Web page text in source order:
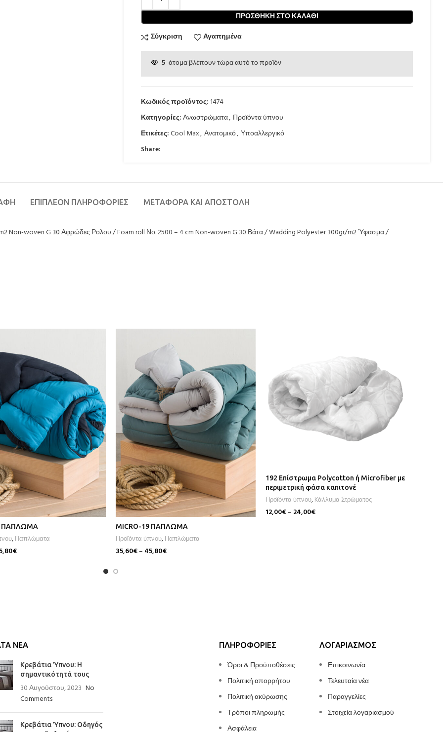
ΠΡΟΣΘΉΚΗ ΣΤΟ ΚΑΛΆΘΙ
Σύγκριση
Αγαπημένα
5 άτομα βλέπουν τώρα αυτό το προϊόν
Κωδικός προϊόντος: 1474
Κατηγορίες:Ανωστρώματα, Προϊόντα ύπνου
Ετικέτες:Cool Max, Ανατομικό, Υποαλλεργικό
Share:
ΕΠΙΠΛΈΟΝ ΠΛΗΡΟΦΟΡΊΕΣ ΜΕΤΑΦΟΡΆ ΚΑΙ ΑΠΟΣΤΟΛΉ
Non-woven G 30 Αφρώδες Ρολου / Foam roll Νο. 2500 – 4 cm Non-woven G 30 Βάτα / Wadding Polyester 300gr/m2 Ύφασμα /
ΠΑΠΛΩΜΑ
,Παπλώματα
€
MICRO-19 ΠΑΠΛΩΜΑ
Προϊόντα ύπνου,Παπλώματα
35,60€– 45,80€
192 Επίστρωμα Polycotton ή Microfiber με
περιμετρική φάσα καπιτονέ
Προϊόντα ύπνου,Kάλλυμα Στρώματος
12,00€– 24,00€
ΝΈΑ
Κρεβάτια Ύπνου: Η
σημαντικότητά τους
30 Αυγούστου, 2023 No
Comments
Κρεβάτια Ύπνου: Οδηγός
ΠΛΗΡΟΦΟΡΊΕΣ
Όροι & Προϋποθέσεις
Πολιτική απορρήτου
Πολιτική ακύρωσης
Τρόποι πληρωμής
Ασφάλεια
ΛΟΓΑΡΙΑΣΜΌΣ
Επικοινωνία
Τελευταία νέα
Παραγγελίες
Στοιχεία λογαριασμού